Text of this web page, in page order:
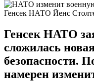
Генсек НАТО Йенс
Генсек НАТО
сложилась
безопасности.
намерен